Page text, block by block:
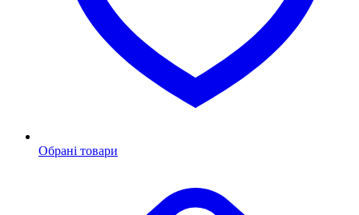
Обрані товари